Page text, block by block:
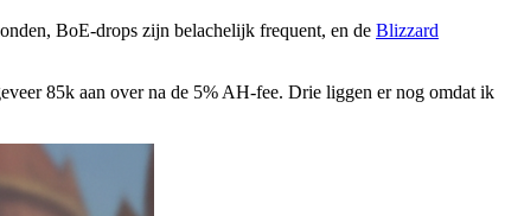
BoE-drops zijn belachelijk frequent, en de Blizzard
85k aan over na de 5% AH-fee. Drie liggen er nog omdat ik